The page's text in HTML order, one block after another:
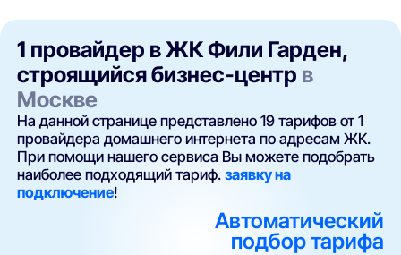
1 провайдер в ЖК Фили Гарден,
строящийся бизнес-центр в
Москве
На данной странице представлено 19 тарифов от 1
провайдера домашнего интернета по адресам ЖК.
При помощи нашего сервиса Вы можете подобрать
наиболее подходящий тариф.заявку на
подключение!
Автоматический
подбор тарифа